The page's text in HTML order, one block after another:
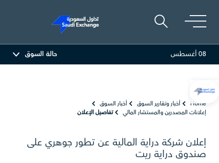
المصافي
08 أغسطس حالة السوق
Home أخبار وتقارير السوق
أخبار السوق
إعلانات المصدرين والمستشار المالي
تفاصيل الإعلان
إعلان شركة دراية المالية عن تطور جوهري على
صندوق دراية ريت